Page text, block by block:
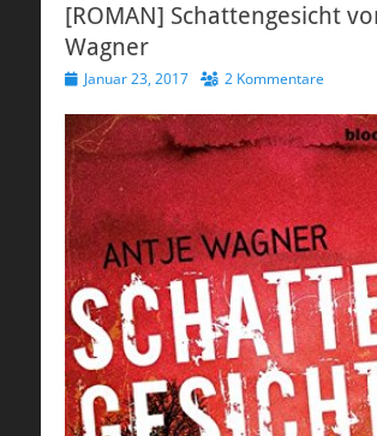
[ROMAN] Schattengesicht
Wagner
Veröffentlicht
Januar 23, 2017 2 Kommentare